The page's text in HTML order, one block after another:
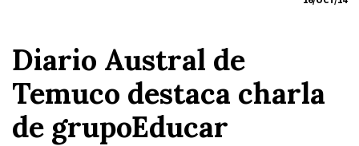
Diario Austral de
Temuco destaca charla
de grupoEducar